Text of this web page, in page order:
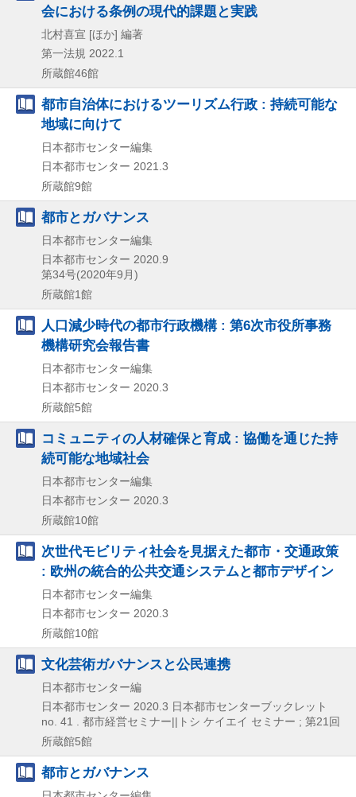
会における条例の現代的課題と実践
北村喜宣 [ほか] 編著
第一法規 2022.1
所蔵館46館
都市自治体におけるツーリズム行政 : 持続可能な
地域に向けて
日本都市センター編集
日本都市センター 2021.3
所蔵館9館
都市とガバナンス
日本都市センター編集
日本都市センター 2020.9
第34号(2020年9月)
所蔵館1館
人口減少時代の都市行政機構 : 第6次市役所事務
機構研究会報告書
日本都市センター編集
日本都市センター 2020.3
所蔵館5館
コミュニティの人材確保と育成 : 協働を通じた持
続可能な地域社会
日本都市センター編集
日本都市センター 2020.3
所蔵館10館
次世代モビリティ社会を見据えた都市・交通政策
: 欧州の統合的公共交通システムと都市デザイン
日本都市センター編集
日本都市センター 2020.3
所蔵館10館
文化芸術ガバナンスと公民連携
日本都市センター編
日本都市センター 2020.3 日本都市センターブックレット
no. 41 . 都市経営セミナー||トシ ケイエイ セミナー ; 第21回
所蔵館5館
都市とガバナンス